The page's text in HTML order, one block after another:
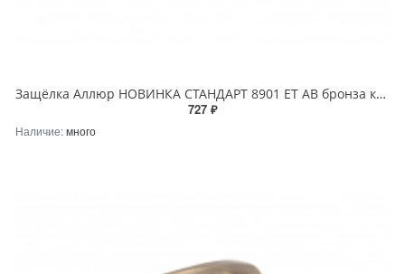
Защёлка Аллюр НОВИНКА СТАНДАРТ 8901 ET AB бронза ключ/фикс
727 ₽
Наличие:много